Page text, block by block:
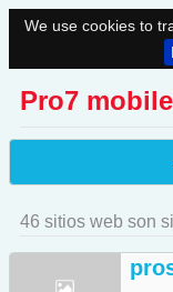
We use cookies to
Pro7 mobile
46 sitios web son